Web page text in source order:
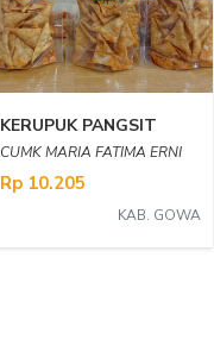
KERUPUK PANGSIT
CUMK MARIA FATIMA ERNI
Rp 10.205
KAB. GOWA